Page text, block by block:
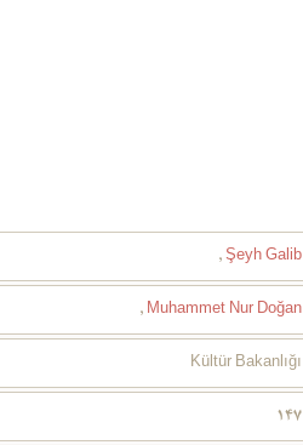
Şeyh Galib
,
Muhammet Nur Doğan
,
Kültür Bakanlığı
147